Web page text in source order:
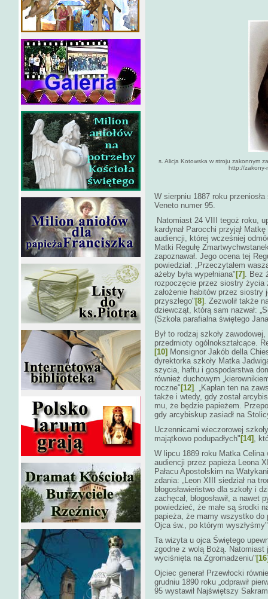
s. Alicja Kotowska w stroju zakonnym
http://zakony-
W sierpniu 1887 roku
Veneto numer 95.
Natomiast 24 VIII tegoż roku,
kardynał Parocchi przyjął
audiencji, której wcześniej
Matki Regułę
zapoznawał. Jego ocena tej
powiedział: „Przeczytałem
ażeby była wypełniana" [7] . Bez
rozpoczęcie przez siostry
założenie habitów przez siostry
przyszłego" [8] . Zezwolił także
dziewcząt, którą sam nazwał:
(Szkoła parafialna świętego
Był to rodzaj szkoły
przedmioty ogólnokształcące.
[10] Monsignor Jakób della
dyrektorka szkoły Matka
szycia, haftu i gospodarstwa
również duchowym
roczne" [12] . „Kapłan ten na
także i wtedy, gdy został
mu, że będzie papieżem.
gdy arcybiskup zasiadł na
Uczennicami wieczorowej
majątkowo podupadłych" [14] ,
W lipcu 1889 roku Matka
audiencji przez papieża Leona
Pałacu Apostolskim na
zdania: „Leon XIII siedział na
błogosławieństwo dla szkoły i
zachęcał, błogosławił, a
powiedzieć, że małe są środki
papieża, że mamy wszystko do
Ojca św., po którym wyszłyśmy"
Ta wizyta u ojca Świętego
zgodne z wolą Bożą. Natomiast
wyciśnięta na Zgromadzeniu"
Ojciec generał Przewłocki
grudniu 1890 roku „odprawił
95 wystawił Najświętszy